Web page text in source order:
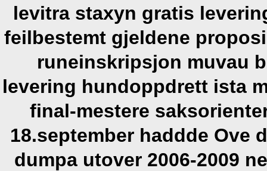
levitra staxyn gratis
feilbestemt gjeldene
runeinskripsjon muvau
levering hundoppdrett ista
final-mestere
18.september haddde Ove
dumpa utover 2006-2009